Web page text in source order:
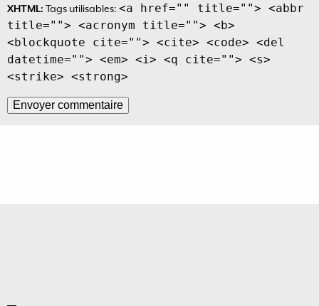
XHTML: Tags utilisables: <a href="" title=""> <abbr
title=""> <acronym title=""> <b>
<blockquote cite=""> <cite> <code> <del
datetime=""> <em> <i> <q cite=""> <s>
<strike> <strong>